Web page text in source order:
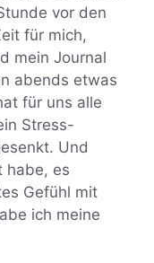
vor den
für mich,
mein Journal
abends etwas
für uns alle
Stress-
Und
habe, es
Gefühl mit
ich meine